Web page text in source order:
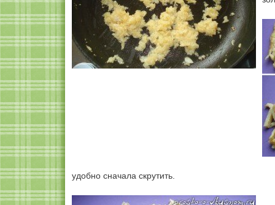
удобно сначала скрутить.